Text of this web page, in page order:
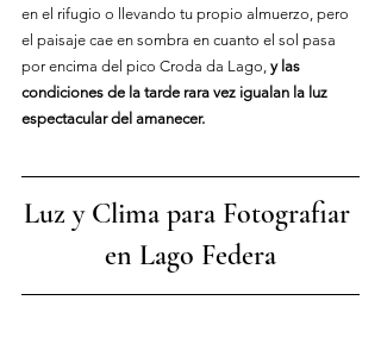
en el rifugio o llevando tu propio almuerzo, pero
el paisaje cae en sombra en cuanto el sol pasa
por encima del pico Croda da Lago, y las
condiciones de la tarde rara vez igualan la luz
espectacular del amanecer.
Luz y Clima para Fotografiar
en Lago Federa